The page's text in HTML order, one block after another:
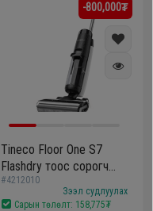
-800,000₮
Tineco Floor One S7
Flashdry тоос сорогч
болон шал угаагч
#4212010
Зээл судлуулах
Сарын төлөлт: 158,775₮